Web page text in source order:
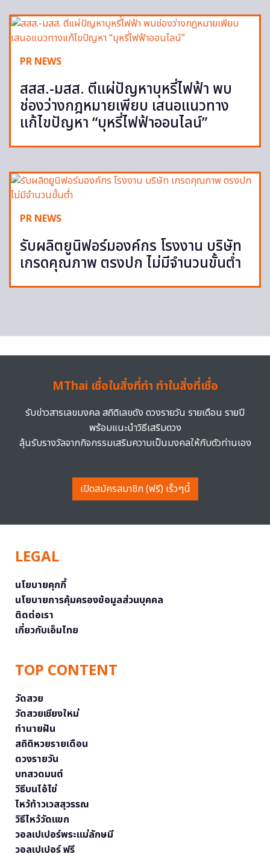
PR NEWS
สสส.-มสส. ตีแผ่ปัญหาบุหรี่ไฟฟ้า พบ
ช่องว่างกฎหมายเพียบ เสนอแนวทาง
แก้ไขปัญหา “บุหรี่ไฟฟ้าออนไลน์”
PR NEWS
รับผลิตยูนิฟอร์มองค์กร โรงงาน บริษัท
เกรดคุณภาพ ตรงปก ไม่มีจำนวนขั้นต่ำ
MThai เชื่อในสิ่งที่ทำ ทำในสิ่งที่เชื่อ
รับข่าวสารเลขมงคล สถิติเลขดัง ดวงรายวัน รายเดือน รายปี
พร้อมแนะนำวิธีเสริมดวง
ลุ้นรับรางวัลจากกิจกรรมเสริมความเป็นมงคลให้กับตัวท่านเอง
เปิดสมัครสมาชิก (ฟรี) เร็วๆนี้
LEGAL
นโยบายคุกกี้
นโยบายการคุ้มครองข้อมูลส่วนบุคคล
ติดต่อเรา
เกี่ยวกับเอ็มไทย
TOP CONTENT
วัดสวย
วัดสวยเชียงใหม่
ทำนายฝัน
สถิติหวยรายเดือน
ดวงรายวัน
บทสวดมนต์
วิธีบนไอ้ไข่
ไหว้ท้าวเวสสุวรรณ
วิธีไหว้วัดแขก
วอลเปเปอร์พระแม่ลักษมี
วอลเปเปอร์ ฟรี